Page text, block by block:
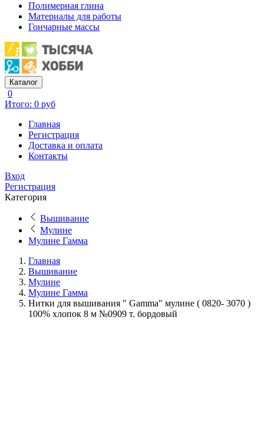
Полимерная глина
Материалы для работы
Гончарные массы
Каталог
0
Итого: 0 руб
Главная
Регистрация
Доставка и оплата
Контакты
Вход
Регистрация
Категория
Вышивание
Мулине
Мулине Гамма
Главная
Вышивание
Мулине
Мулине Гамма
Нитки для вышивания " Gamma" мулине ( 0820- 3070 )
100% хлопок 8 м №0909 т. бордовый